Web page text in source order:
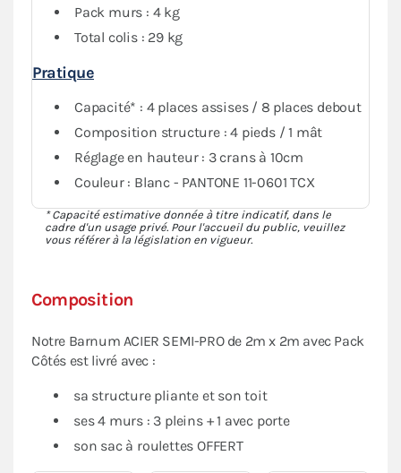
Composition
Notre Barnum ACIER SEMI-PRO de 2m x 2m avec Pack
Côtés est livré avec :
sa structure pliante et son toit
ses 4 murs : 3 pleins + 1 avec porte
son sac à roulettes OFFERT
Pack murs : 4 kg
Total colis : 29 kg
Pratique
Capacité* : 4 places assises / 8 places debout
Composition structure : 4 pieds / 1 mât
Réglage en hauteur : 3 crans à 10cm
Couleur : Blanc - PANTONE 11-0601 TCX
* Capacité estimative donnée à titre indicatif, dans le
cadre d'un usage privé. Pour l'accueil du public, veuillez
vous référer à la législation en vigueur.